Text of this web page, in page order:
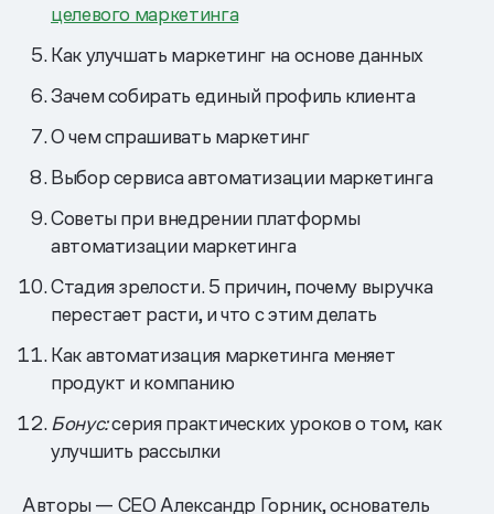
целевого маркетинга
Как улучшать маркетинг на основе данных
Зачем собирать единый профиль клиента
О чем спрашивать маркетинг
Выбор сервиса автоматизации маркетинга
Советы при внедрении платформы
автоматизации маркетинга
Стадия зрелости. 5 причин, почему выручка
перестает расти, и что с этим делать
Как автоматизация маркетинга меняет
продукт и компанию
Бонус:серия практических уроков о том, как
улучшить рассылки
Авторы — CEO Александр Горник, основатель